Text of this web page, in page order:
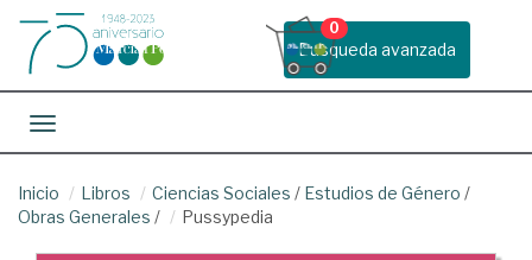
Busqueda avanzada
0
Toggle navigation
Inicio Libros Ciencias Sociales / Estudios de Género /
Obras Generales / Pussypedia